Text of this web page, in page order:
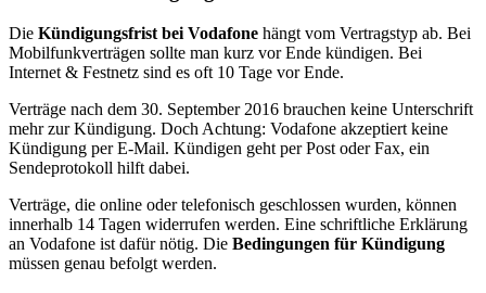
Die Kündigungsfrist bei Vodafone hängt vom Vertragstyp ab. Bei
Mobilfunkverträgen sollte man kurz vor Ende kündigen. Bei
Internet & Festnetz sind es oft 10 Tage vor Ende.
Verträge nach dem 30. September 2016 brauchen keine Unterschrift
mehr zur Kündigung. Doch Achtung: Vodafone akzeptiert keine
Kündigung per E-Mail. Kündigen geht per Post oder Fax, ein
Sendeprotokoll hilft dabei.
Verträge, die online oder telefonisch geschlossen wurden, können
innerhalb 14 Tagen widerrufen werden. Eine schriftliche Erklärung
an Vodafone ist dafür nötig. Die Bedingungen für Kündigung
müssen genau befolgt werden.